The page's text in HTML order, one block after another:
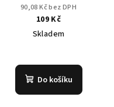
90,08 Kč bez DPH
109 Kč
Skladem
hodnocení
produktu
Do košíku